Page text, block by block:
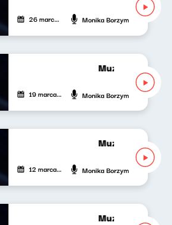
26 marca 2022 Monika Borzym
Muzyczny
19 marca 2022 Monika Borzym
Muzyczny
12 marca 2022 Monika Borzym
Muzyczny